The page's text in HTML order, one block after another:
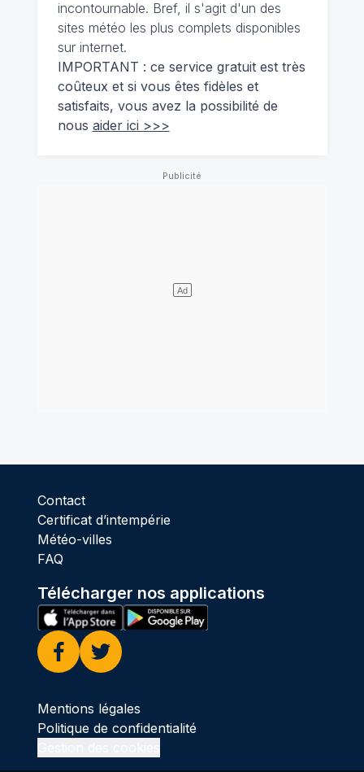
incontournable. Bref, il s'agit d'un des
sites météo les plus complets disponibles
sur internet.
IMPORTANT : ce service gratuit est très
coûteux et si vous êtes fidèles et
satisfaits, vous avez la possibilité de
nous aider ici >>>
Contact
Certificat d’intempérie
Météo-villes
FAQ
Télécharger nos applications
Facebook
Twitter
Mentions légales
Politique de confidentialité